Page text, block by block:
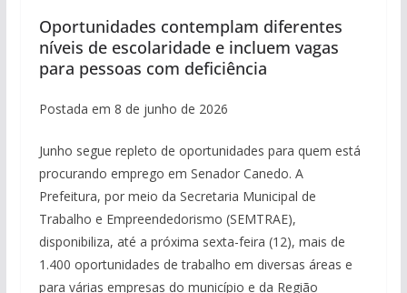
Oportunidades contemplam diferentes
níveis de escolaridade e incluem vagas
para pessoas com deficiência
Postada em 8 de junho de 2026
Junho segue repleto de oportunidades para quem está
procurando emprego em Senador Canedo. A
Prefeitura, por meio da Secretaria Municipal de
Trabalho e Empreendedorismo (SEMTRAE),
disponibiliza, até a próxima sexta-feira (12), mais de
1.400 oportunidades de trabalho em diversas áreas e
para várias empresas do município e da Região